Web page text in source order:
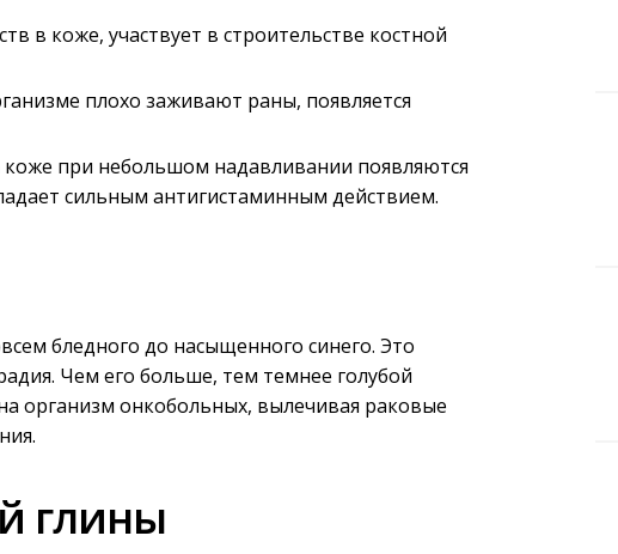
в коже, участвует в строительстве костной
плохо заживают раны, появляется
при небольшом надавливании появляются
сильным антигистаминным действием.
бледного до насыщенного синего. Это
Чем его больше, тем темнее голубой
организм онкобольных, вылечивая раковые
глины